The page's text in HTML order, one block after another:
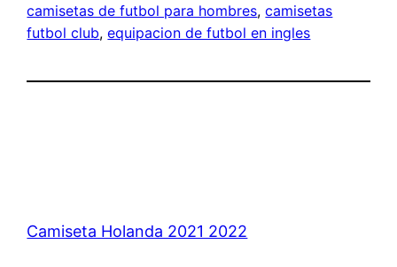
camisetas de futbol para hombres, camisetas
futbol club, equipacion de futbol en ingles
Camiseta Holanda 2021 2022